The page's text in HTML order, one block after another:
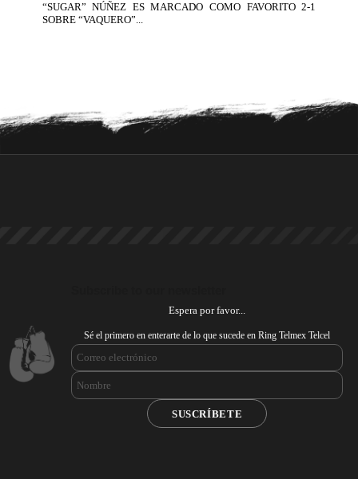
“SUGAR” NÚÑEZ ES MARCADO COMO FAVORITO 2-1
SOBRE “VAQUERO”...
Espera por favor...
Sé el primero en enterarte de lo que sucede en Ring Telmex Telcel